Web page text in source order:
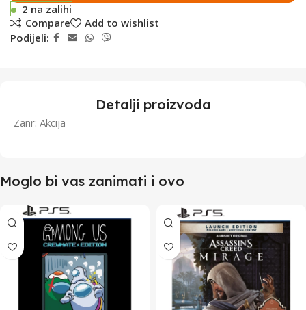
2 na zalihi
Compare
Add to wishlist
Podijeli:
Detalji proizvoda
Zanr: Akcija
Moglo bi vas zanimati i ovo